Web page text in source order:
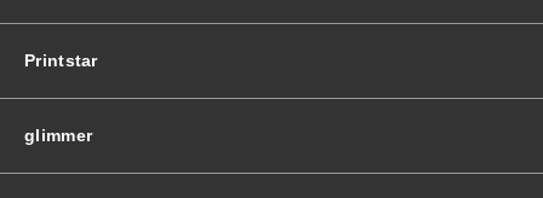
Printstar
glimmer